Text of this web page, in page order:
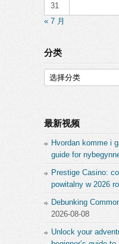
31
« 7 月
分类
分
类
最新视频
Hvordan komme i
guide for
Prestige Casino:
powitalny w 2026
Debunking
2026-08-08
Unlock your